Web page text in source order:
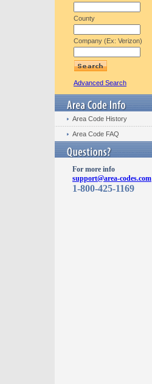
County
Company (Ex: Verizon)
Advanced Search
Area Code History
Area Code FAQ
For more info
support@area-codes.com
1-800-425-1169